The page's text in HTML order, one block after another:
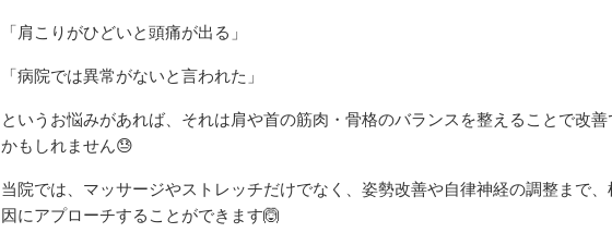
「肩こりがひどいと頭痛が出る」
「病院では異常がないと言われた」
というお悩みがあれば、それは肩や首の筋肉・骨格のバランスを整えることで改善
かもしれません😓
当院では、マッサージやストレッチだけでなく、姿勢改善や自律神経の調整まで
因にアプローチすることができます🙆